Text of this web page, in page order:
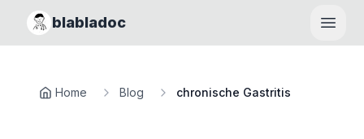
blabladoc
Home Blog chronische Gastritis